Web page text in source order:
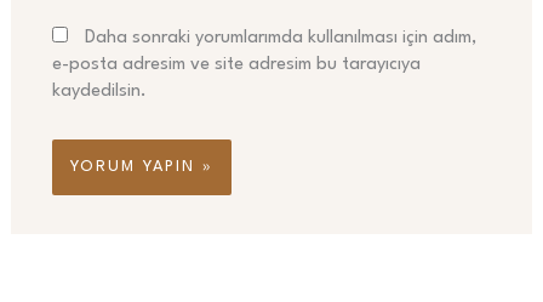
Daha sonraki yorumlarımda kullanılması için adım,
e-posta adresim ve site adresim bu tarayıcıya
kaydedilsin.